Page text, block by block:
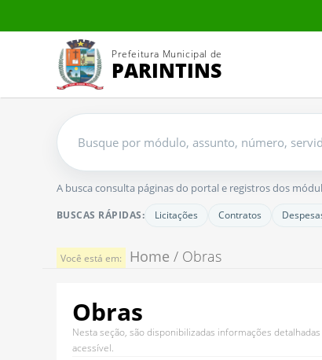
Prefeitura Municipal de
PARINTINS
Buscar
no
portal
A busca consulta páginas do portal e registros dos
BUSCAS RÁPIDAS: Licitações Contratos
Você está em: Home / Obras
Obras
Nesta seção, são disponibilizadas informações
acessível.